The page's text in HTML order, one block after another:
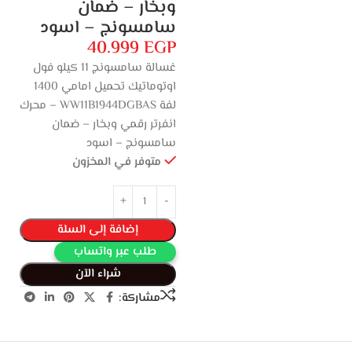
وبخار – ضمان
سامسونج – اسود
40.999 EGP
غسالة سامسونج 11 كيلو فول
اوتوماتيك تحميل امامي 1400
لفة WW11B1944DGBAS – محرك
انفرتر رقمي وبخار – ضمان
سامسونج – اسود
متوفر في المخزون
إضافة إلى السلة
طلب عبر واتساب
شراء الآن
مشاركة: